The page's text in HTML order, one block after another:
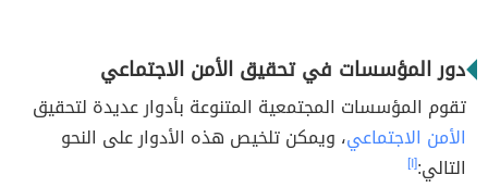
دور المؤسسات في تحقيق الأمن الاجتماعي
تقوم المؤسسات المجتمعية المتنوعة بأدوار عديدة لتحقيق
الأمن الاجتماعي، ويمكن تلخيص هذه الأدوار على النحو
التالي:[١]